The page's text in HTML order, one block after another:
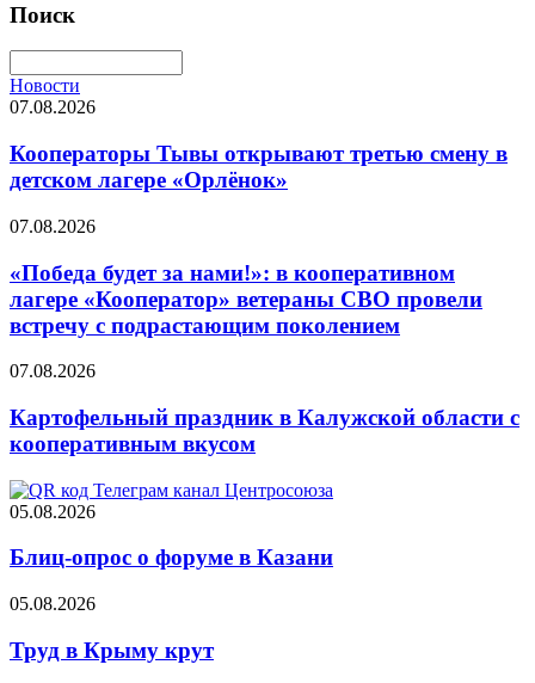
Поиск
Новости
07.08.2026
Кооператоры Тывы открывают третью смену в
детском лагере «Орлёнок»
07.08.2026
«Победа будет за нами!»: в кооперативном
лагере «Кооператор» ветераны СВО провели
встречу с подрастающим поколением
07.08.2026
Картофельный праздник в Калужской области с
кооперативным вкусом
05.08.2026
Блиц-опрос о форуме в Казани
05.08.2026
Труд в Крыму крут